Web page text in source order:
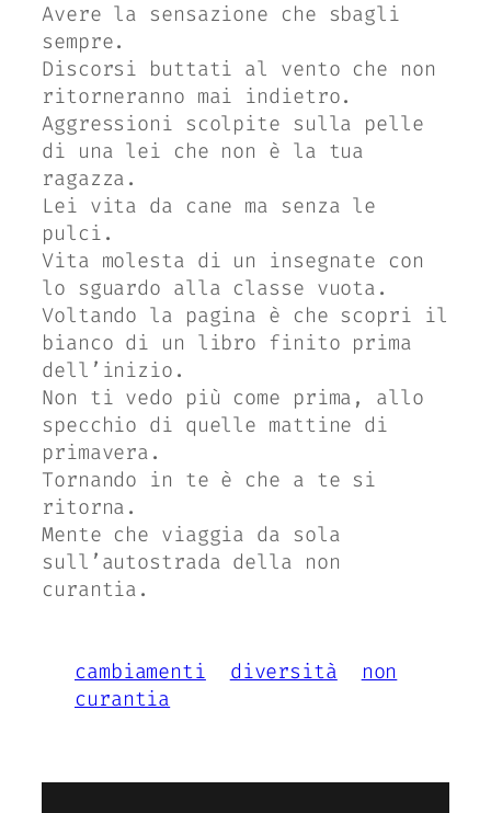
Avere la sensazione che sbagli
sempre.
Discorsi buttati al vento che non
ritorneranno mai indietro.
Aggressioni scolpite sulla pelle
di una lei che non è la tua
ragazza.
Lei vita da cane ma senza le
pulci.
Vita molesta di un insegnate con
lo sguardo alla classe vuota.
Voltando la pagina è che scopri il
bianco di un libro finito prima
dell’inizio.
Non ti vedo più come prima, allo
specchio di quelle mattine di
primavera.
Tornando in te è che a te si
ritorna.
Mente che viaggia da sola
sull’autostrada della non
curantia.
cambiamenti diversità
non
curantia